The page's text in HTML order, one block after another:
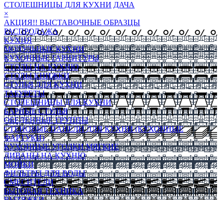
СТОЛЕШНИЦЫ ДЛЯ КУХНИ ДАЧА
×
АКЦИЯ!! ВЫСТАВОЧНЫЕ ОБРАЗЦЫ
РАСПРОДАЖА
КУХНЯ
МОДУЛЬНЫЕ КУХНИ
КУХОННЫЕ ГАРНИТУРЫ
СТОЛЫ НА КУХНЮ
СТОЛЫ КНИЖКИ
СТУЛЬЯ ДЛЯ КУХНИ
ТАБУРЕТЫ
СТОЛЕШНИЦЫ ДЛЯ КУХНИ
БАРНЫЕ СТУЛЬЯ
ОБЕДЕННЫЕ ГРУППЫ
СТЕНОВЫЕ ПАНЕЛИ ДЛЯ КУХНИ (КУХОННЫЕ
ФАРТУКИ)
КУХОННЫЕ УГОЛКИ МЯГКИЕ
ДИВАНЫ НА КУХНЮ
МОЙКИ
ФИЛЬТРЫ ДЛЯ ВОДЫ
СМЕСИТЕЛИ
БЫТОВАЯ ТЕХНИКА